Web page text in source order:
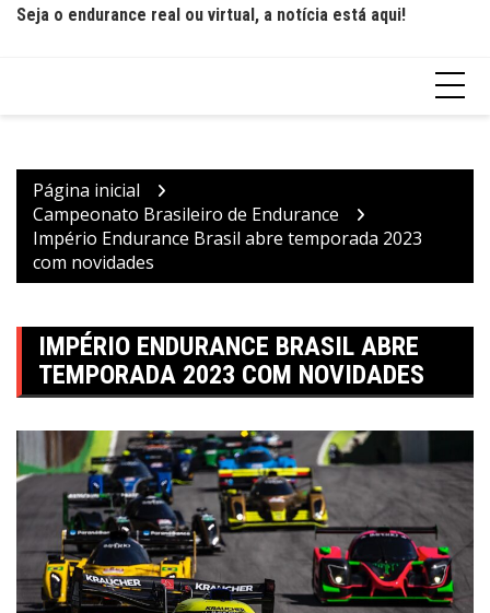
Seja o endurance real ou virtual, a notícia está aqui!
Página inicial
Campeonato Brasileiro de Endurance
Império Endurance Brasil abre temporada 2023
com novidades
IMPÉRIO ENDURANCE BRASIL ABRE
TEMPORADA 2023 COM NOVIDADES